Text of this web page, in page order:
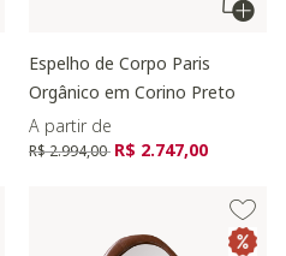
Espelho de Corpo Paris
Orgânico em Corino Preto
A partir de
Preço reduzido de
R$ 2.994,00 para
R$ 2.747,00